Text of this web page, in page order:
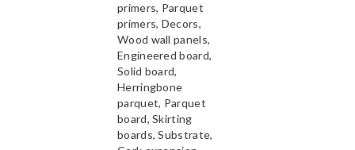
primers, Parquet
primers, Decors,
Wood wall panels,
Engineered board,
Solid board,
Herringbone
parquet, Parquet
board, Skirting
boards, Substrate,